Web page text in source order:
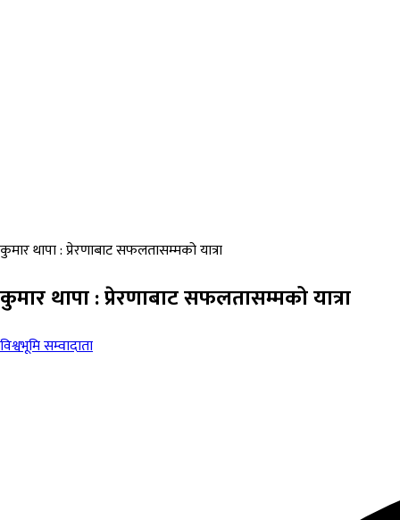
कुमार थापा : प्रेरणाबाट सफलतासम्मको यात्रा
कुमार थापा : प्रेरणाबाट सफलतासम्मको यात्रा
विश्वभूमि सम्वादाता